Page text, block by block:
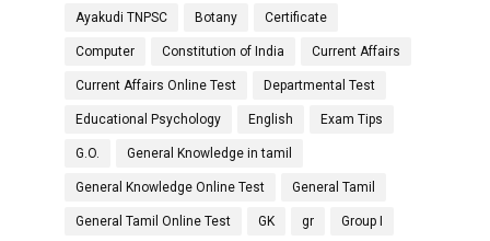
Ayakudi TNPSC Botany Certificate
Computer Constitution of India Current Affairs
Current Affairs Online Test Departmental Test
Educational Psychology English Exam Tips
G.O. General Knowledge in tamil
General Knowledge Online Test General Tamil
General Tamil Online Test GK gr Group I